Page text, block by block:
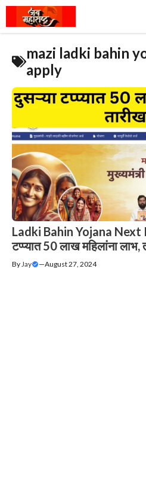
Skip
content
mazi ladki bahin
apply
Ladki Bahin Yojana Next
टप्प्यात 50 लाख महिलांना लाभ,
ByJay —August 27, 2024